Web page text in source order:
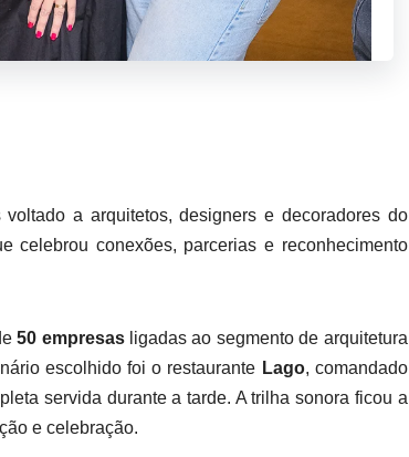
a arquitetos, designers e decoradores do
celebrou conexões, parcerias e reconhecimento
50 empresasligadas ao segmento de arquitetura
escolhido foi o restaurante Lago, comandado
servida durante a tarde. A trilha sonora ficou a
e celebração.